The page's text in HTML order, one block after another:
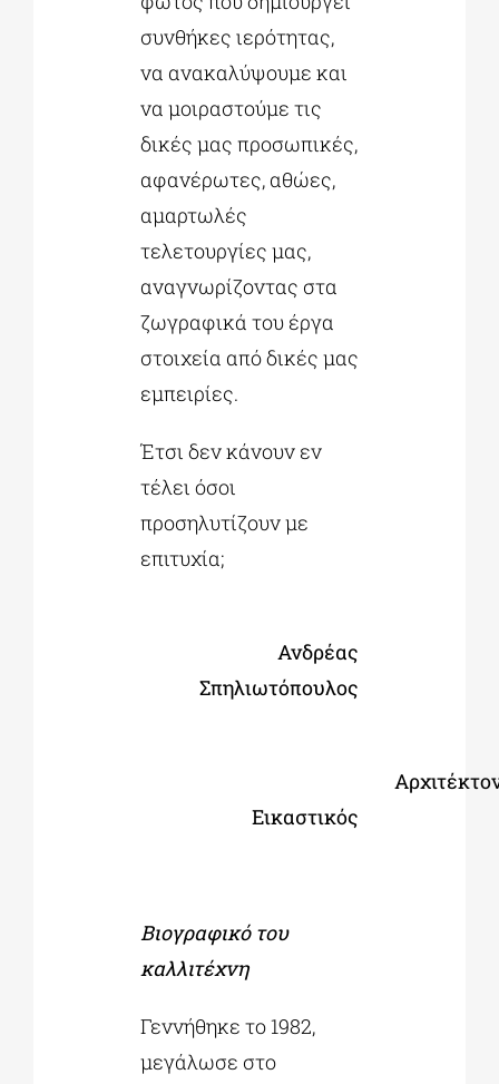
συνθήκες ιερότητας,
να ανακαλύψουμε και
να μοιραστούμε τις
δικές μας προσωπικές,
αφανέρωτες, αθώες,
αμαρτωλές
τελετουργίες μας,
αναγνωρίζοντας στα
ζωγραφικά του έργα
στοιχεία από δικές μας
εμπειρίες.
Έτσι δεν κάνουν εν
τέλει όσοι
προσηλυτίζουν με
επιτυχία;
Ανδρέας
Σπηλιωτόπουλος
Εικαστικός
Βιογραφικό του
καλλιτέχνη
Γεννήθηκε το 1982,
μεγάλωσε στο